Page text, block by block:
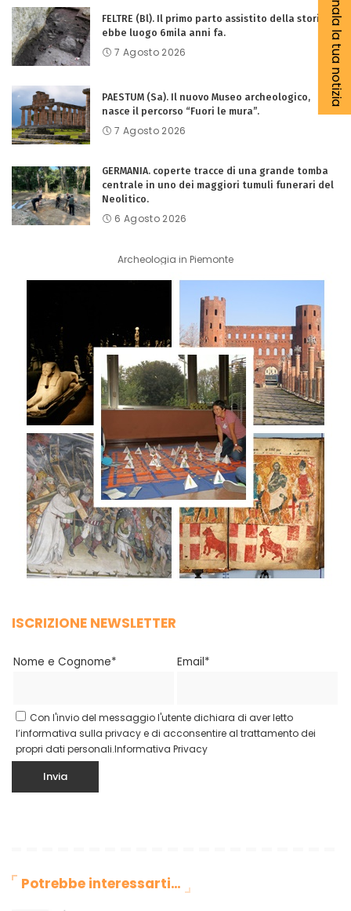
FELTRE (Bl). Il primo parto assistito della storia
ebbe luogo 6mila anni fa.
7 Agosto 2026
PAESTUM (Sa). Il nuovo Museo archeologico,
nasce il percorso “Fuori le mura”.
7 Agosto 2026
GERMANIA. coperte tracce di una grande tomba
centrale in uno dei maggiori tumuli funerari del
Neolitico.
6 Agosto 2026
Archeologia in Piemonte
ISCRIZIONE NEWSLETTER
Nome e Cognome* Email*
Con l'invio del messaggio l'utente dichiara di aver letto
l’informativa sulla privacy e di acconsentire al trattamento dei
propri dati personali.Informativa Privacy
Potrebbe interessarti…
Segnala la tua notizia